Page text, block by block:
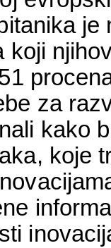
je
koji
za
kako
koje